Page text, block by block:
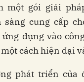
một gói giải
sàng cung cấp
dụng vào
cách hiện đại
phát triển của